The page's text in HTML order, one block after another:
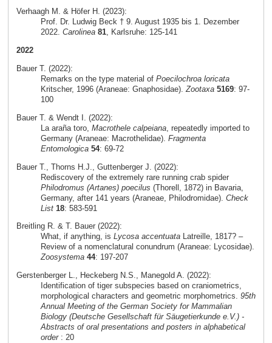
Verhaagh M. & Höfer H. (2023):
Prof. Dr. Ludwig Beck † 9. August 1935 bis 1. Dezember
2022. Carolinea 81, Karlsruhe: 125-141
2022
Bauer T. (2022):
Remarks on the type material of Poecilochroa loricata
Kritscher, 1996 (Araneae: Gnaphosidae).Zootaxa 5169: 97-
100
Bauer T. & Wendt I. (2022):
La araña toro, Macrothele calpeiana, repeatedly imported to
Germany (Araneae: Macrothelidae). Fragmenta
Entomologica 54: 69-72
Bauer T., Thorns H.J., Guttenberger J. (2022):
Rediscovery of the extremely rare running crab spider
Philodromus (Artanes) poecilus (Thorell, 1872) in Bavaria,
Germany, after 141 years (Araneae, Philodromidae). Check
List 18: 583-591
Breitling R. & T. Bauer (2022):
What, if anything, is Lycosa accentuataLatreille, 1817? –
Review of a nomenclatural conundrum (Araneae: Lycosidae).
Zoosystema 44: 197-207
Gerstenberger L., Heckeberg N.S., Manegold A. (2022):
Identification of tiger subspecies based on craniometrics,
morphological characters and geometric morphometrics. 95th
Annual Meeting of the German Society for Mammalian
Biology (Deutsche Gesellschaft für Säugetierkunde e.V.) -
Abstracts of oral presentations and posters in alphabetical
order: 20